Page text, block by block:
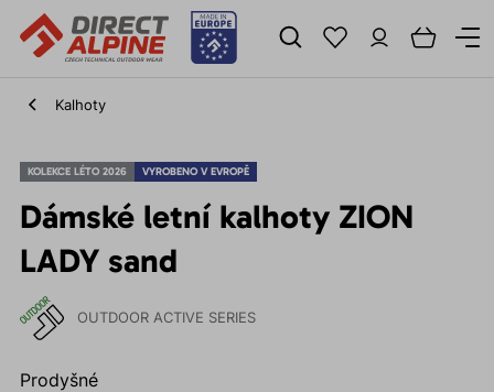
Kalhoty
KOLEKCE LÉTO 2026 VYROBENO V EVROPĚ
Dámské letní kalhoty ZION
LADY sand
OUTDOOR ACTIVE SERIES
Prodyšné